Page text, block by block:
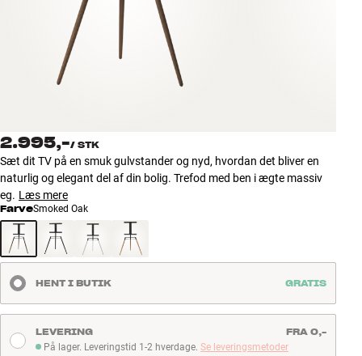
Tilbehør
INSPIRATION
NYHEDER
TILBUD
Find Butik
Kundeservice
Log ind
Byg med Lyd
2.995,-/ STK
Sæt dit TV på en smuk gulvstander og nyd, hvordan det bliver en
naturlig og elegant del af din bolig. Trefod med ben i ægte massiv
eg. Læs mere
FarveSmoked Oak
HENT I BUTIK GRATIS
På lager. Leveringstid 1-2 hverdage
På lager. Leveringstid 1-2 hverdage. Se leveringsmetoder
LEVERING FRA 0,-